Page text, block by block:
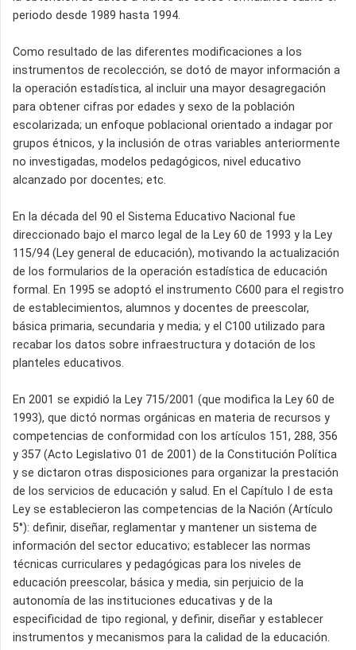
periodo desde 1989 hasta 1994.
Como resultado de las diferentes modificaciones a los
instrumentos de recolección, se dotó de mayor información a
la operación estadística, al incluir una mayor desagregación
para obtener cifras por edades y sexo de la población
escolarizada; un enfoque poblacional orientado a indagar por
grupos étnicos, y la inclusión de otras variables anteriormente
no investigadas, modelos pedagógicos, nivel educativo
alcanzado por docentes; etc.
En la década del 90 el Sistema Educativo Nacional fue
direccionado bajo el marco legal de la Ley 60 de 1993 y la Ley
115/94 (Ley general de educación), motivando la actualización
de los formularios de la operación estadística de educación
formal. En 1995 se adoptó el instrumento C600 para el registro
de establecimientos, alumnos y docentes de preescolar,
básica primaria, secundaria y media; y el C100 utilizado para
recabar los datos sobre infraestructura y dotación de los
planteles educativos.
En 2001 se expidió la Ley 715/2001 (que modifica la Ley 60 de
1993), que dictó normas orgánicas en materia de recursos y
competencias de conformidad con los artículos 151, 288, 356
y 357 (Acto Legislativo 01 de 2001) de la Constitución Política
y se dictaron otras disposiciones para organizar la prestación
de los servicios de educación y salud. En el Capítulo I de esta
Ley se establecieron las competencias de la Nación (Artículo
5°): definir, diseñar, reglamentar y mantener un sistema de
información del sector educativo; establecer las normas
técnicas curriculares y pedagógicas para los niveles de
educación preescolar, básica y media, sin perjuicio de la
autonomía de las instituciones educativas y de la
especificidad de tipo regional, y definir, diseñar y establecer
instrumentos y mecanismos para la calidad de la educación.